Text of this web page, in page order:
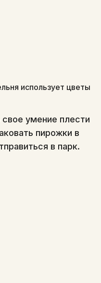
использует цветы
умение плести
пирожки в
в парк.